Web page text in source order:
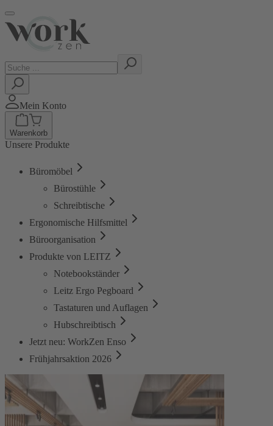
Mein Konto
Warenkorb
Unsere Produkte
Büromöbel
Bürostühle
Schreibtische
Ergonomische Hilfsmittel
Büroorganisation
Produkte von LEITZ
Notebookständer
Leitz Ergo Pegboard
Tastaturen und Auflagen
Hubschreibtisch
Jetzt neu: WorkZen Enso
Frühjahrsaktion 2026